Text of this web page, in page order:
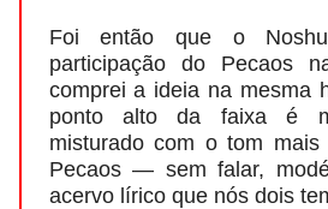
Foi então que o
participação do Pecaos
comprei a ideia na mesma
ponto alto da faixa é
misturado com o tom mais
Pecaos — sem falar,
acervo lírico que nós dois